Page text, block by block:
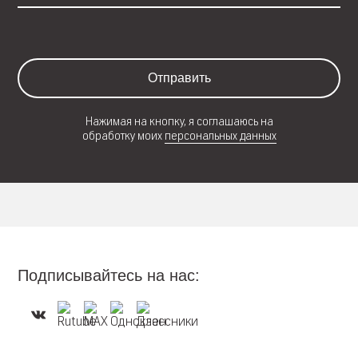
Отправить
Нажимая на кнопку, я соглашаюсь на
обработку моих персональных данных
Подписывайтесь на нас: